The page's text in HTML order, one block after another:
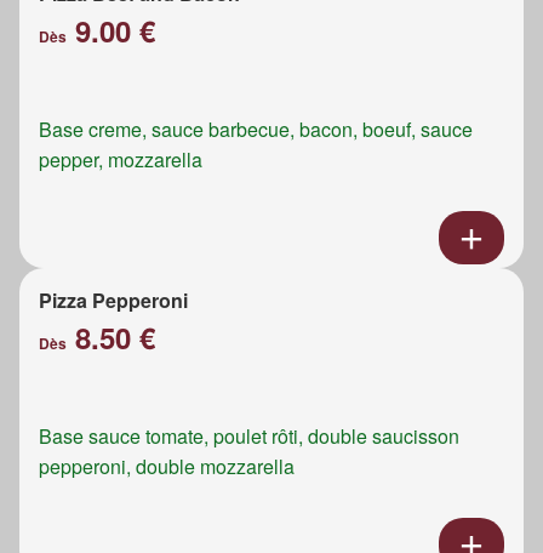
Dès 9.00 €
Base creme, sauce barbecue, bacon, boeuf, sauce
pepper, mozzarella
Pizza Pepperoni
Dès 8.50 €
Base sauce tomate, poulet rôti, double saucisson
pepperoni, double mozzarella